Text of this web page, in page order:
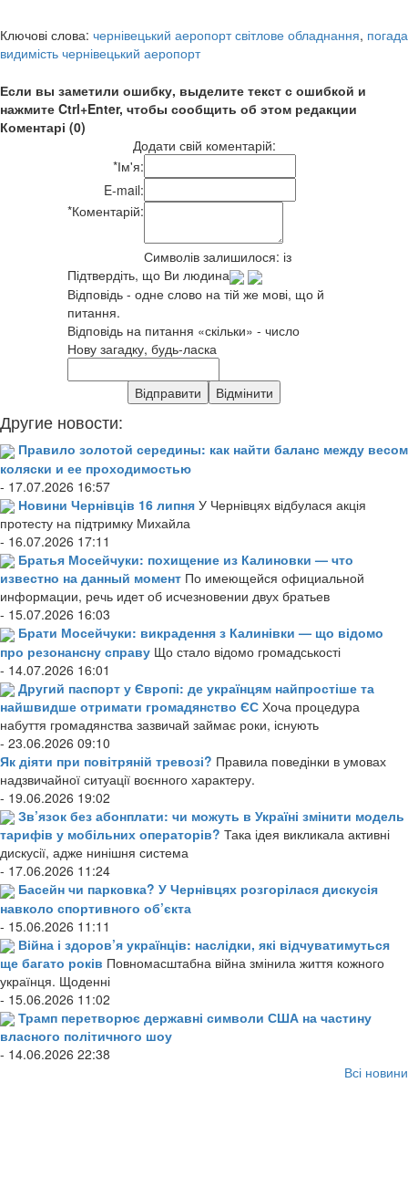
Ключові слова: чернівецький аеропорт світлове обладнання, погада
видимість чернівецький аеропорт
Если вы заметили ошибку, выделите текст с ошибкой и
нажмите Ctrl+Enter, чтобы сообщить об этом редакции
Коментарі (0)
Додати свій коментарій:
*Ім'я:
E-mail:
*Коментарій:
Символів залишилося: із
Підтвердіть, що Ви людина
Відповідь - одне слово на тій же мові, що й
питання.
Відповідь на питання «скільки» - число
Нову загадку, будь-ласка
Другие новости:
Правило золотой середины: как найти баланс между весом
коляски и ее проходимостью
- 17.07.2026 16:57
Новини Чернівців 16 липня У Чернівцях відбулася акція
протесту на підтримку Михайла
- 16.07.2026 17:11
Братья Мосейчуки: похищение из Калиновки — что
известно на данный момент По имеющейся официальной
информации, речь идет об исчезновении двух братьев
- 15.07.2026 16:03
Брати Мосейчуки: викрадення з Калинівки — що відомо
про резонансну справу Що стало відомо громадськості
- 14.07.2026 16:01
Другий паспорт у Європі: де українцям найпростіше та
найшвидше отримати громадянство ЄС Хоча процедура
набуття громадянства зазвичай займає роки, існують
- 23.06.2026 09:10
Як діяти при повітряній тревозі? Правила поведінки в умовах
надзвичайної ситуації воєнного характеру.
- 19.06.2026 19:02
Зв’язок без абонплати: чи можуть в Україні змінити модель
тарифів у мобільних операторів? Така ідея викликала активні
дискусії, адже нинішня система
- 17.06.2026 11:24
Басейн чи парковка? У Чернівцях розгорілася дискусія
навколо спортивного об’єкта
- 15.06.2026 11:11
Війна і здоров’я українців: наслідки, які відчуватимуться
ще багато років Повномасштабна війна змінила життя кожного
українця. Щоденні
- 15.06.2026 11:02
Трамп перетворює державні символи США на частину
власного політичного шоу
- 14.06.2026 22:38
Всі новини